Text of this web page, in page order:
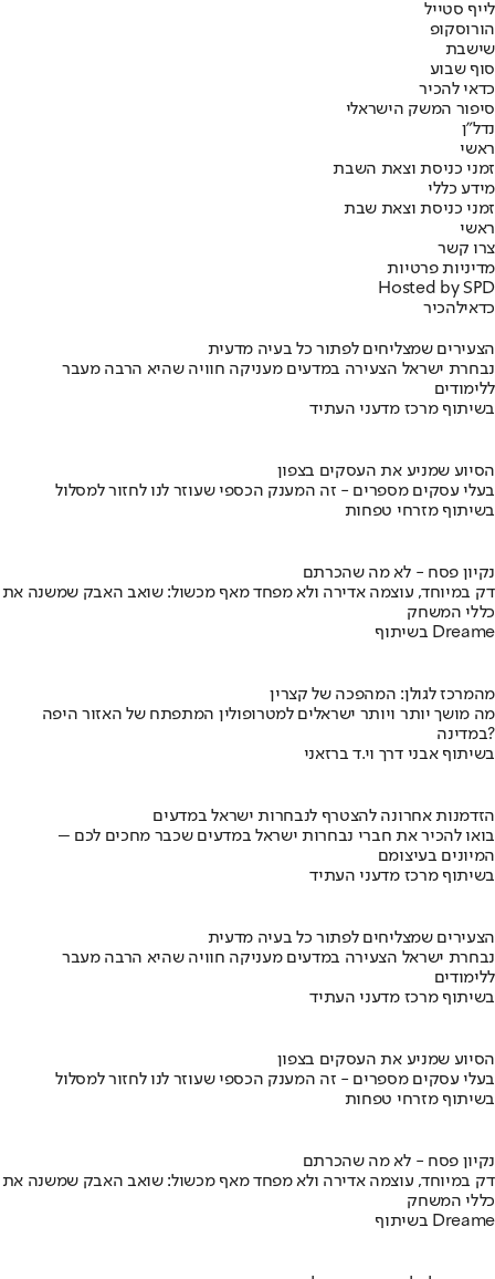
לייף סטייל
הורוסקופ
שישבת
סוף שבוע
כדאי להכיר
סיפור המשק הישראלי
נדל"ן
ראשי
זמני כניסת וצאת השבת
מידע כללי
זמני כניסת וצאת שבת
ראשי
צרו קשר
מדיניות פרטיות
Hosted by SPD
כדאילהכיר
הצעירים שמצליחים לפתור כל בעיה מדעית
נבחרת ישראל הצעירה במדעים מעניקה חוויה שהיא הרבה מעבר
ללימודים
בשיתוף מרכז מדעני העתיד
הסיוע שמניע את העסקים בצפון
בעלי עסקים מספרים - זה המענק הכספי שעוזר לנו לחזור למסלול
בשיתוף מזרחי טפחות
נקיון פסח - לא מה שהכרתם
דק במיוחד, עוצמה אדירה ולא מפחד מאף מכשול: שואב האבק שמשנה את
כללי המשחק
בשיתוף Dreame
מהמרכז לגולן: המהפכה של קצרין
מה מושך יותר ויותר ישראלים למטרופולין המתפתח של האזור היפה
במדינה?
בשיתוף אבני דרך וי.ד ברזאני
הזדמנות אחרונה להצטרף לנבחרות ישראל במדעים
בואו להכיר את חברי נבחרות ישראל במדעים שכבר מחכים לכם –
המיונים בעיצומם
בשיתוף מרכז מדעני העתיד
הצעירים שמצליחים לפתור כל בעיה מדעית
נבחרת ישראל הצעירה במדעים מעניקה חוויה שהיא הרבה מעבר
ללימודים
בשיתוף מרכז מדעני העתיד
הסיוע שמניע את העסקים בצפון
בעלי עסקים מספרים - זה המענק הכספי שעוזר לנו לחזור למסלול
בשיתוף מזרחי טפחות
נקיון פסח - לא מה שהכרתם
דק במיוחד, עוצמה אדירה ולא מפחד מאף מכשול: שואב האבק שמשנה את
כללי המשחק
בשיתוף Dreame